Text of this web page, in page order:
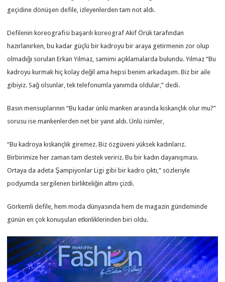
geçidine dönüşen defile, izleyenlerden tam not aldı.
Defilenin koreografisi başarılı koreograf Akif Örük tarafından
hazırlanırken, bu kadar güçlü bir kadroyu bir araya getirmenin zor olup
olmadığı sorulan Erkan Yılmaz, samimi açıklamalarda bulundu. Yılmaz “Bu
kadroyu kurmak hiç kolay değil ama hepsi benim arkadaşım. Biz bir aile
gibiyiz. Sağ olsunlar, tek telefonumla yanımda oldular,” dedi.
Basın mensuplarının “Bu kadar ünlü manken arasında kıskançlık olur mu?”
sorusu ise mankenlerden net bir yanıt aldı. Ünlü isimler,
“Bu kadroya kıskançlık giremez. Biz özgüveni yüksek kadınlarız.
Birbirimize her zaman tam destek veririz. Bu bir kadın dayanışması.
Ortaya da adeta Şampiyonlar Ligi gibi bir kadro çıktı,” sözleriyle
podyumda sergilenen birlikteliğin altını çizdi.
Görkemli defile, hem moda dünyasında hem de magazin gündeminde
günün en çok konuşulan etkinliklerinden biri oldu.